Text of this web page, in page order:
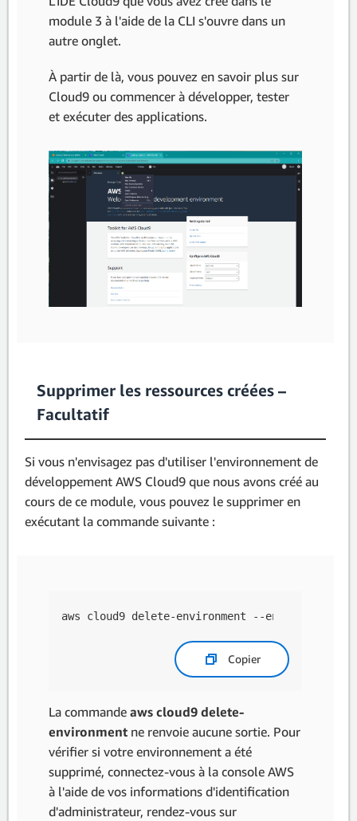
module 3 à l'aide de la CLI s'ouvre dans un
autre onglet.
À partir de là, vous pouvez en savoir plus sur
Cloud9 ou commencer à développer, tester
et exécuter des applications.
Supprimer les ressources créées –
Facultatif
Si vous n'envisagez pas d'utiliser l'environnement de
développement AWS Cloud9 que nous avons créé au
cours de ce module, vous pouvez le supprimer en
exécutant la commande suivante :
aws cloud9 delete-environment --environment-
Copier
La commande aws cloud9 delete-
environment ne renvoie aucune sortie. Pour
vérifier si votre environnement a été
supprimé, connectez-vous à la console AWS
à l'aide de vos informations d'identification
d'administrateur, rendez-vous sur